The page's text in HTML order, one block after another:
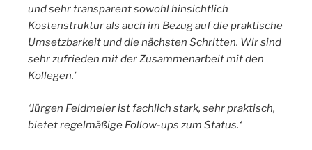
und sehr transparent sowohl hinsichtlich
Kostenstruktur als auch im Bezug auf die praktische
Umsetzbarkeit und die nächsten Schritten. Wir sind
sehr zufrieden mit der Zusammenarbeit mit den
Kollegen.’
‘Jürgen Feldmeier ist fachlich stark, sehr praktisch,
bietet regelmäßige Follow-ups zum Status.‘